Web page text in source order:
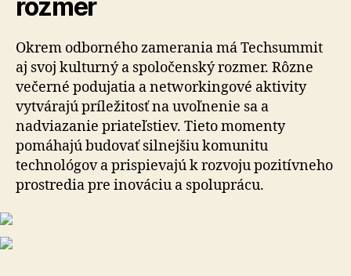
rozmer
Okrem odborného zamerania má Techsummit
aj svoj kulturný a spoločenský rozmer. Rôzne
večerné podujatia a networkingové aktivity
vytvárajú príležitosť na uvoľnenie sa a
nadviazanie priateľstiev. Tieto momenty
pomáhajú budovať silnejšiu komunitu
technológov a prispievajú k rozvoju pozitívneho
prostredia pre inováciu a spoluprácu.